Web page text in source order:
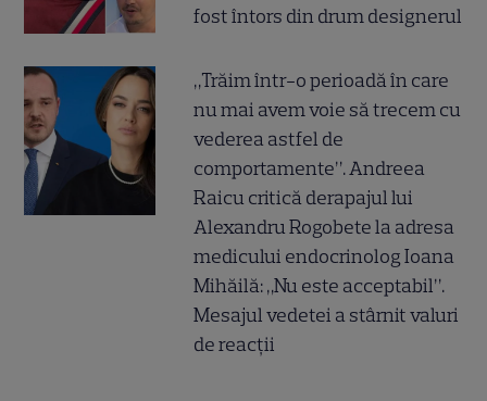
fost întors din drum designerul
„Trăim într-o perioadă în care
nu mai avem voie să trecem cu
vederea astfel de
comportamente”. Andreea
Raicu critică derapajul lui
Alexandru Rogobete la adresa
medicului endocrinolog Ioana
Mihăilă: „Nu este acceptabil”.
Mesajul vedetei a stârnit valuri
de reacții